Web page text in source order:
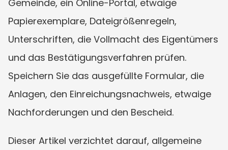
Gemeinde, ein Online-Portal, etwaige
Papierexemplare, Dateigrößenregeln,
Unterschriften, die Vollmacht des Eigentümers
und das Bestätigungsverfahren prüfen.
Speichern Sie das ausgefüllte Formular, die
Anlagen, den Einreichungsnachweis, etwaige
Nachforderungen und den Bescheid.
Dieser Artikel verzichtet darauf, allgemeine